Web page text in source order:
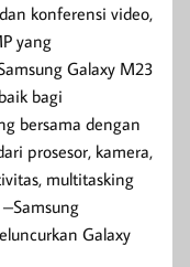
konferensi video,
yang
Galaxy M23
bagi
bersama dengan
prosesor, kamera,
multitasking
Galaxy